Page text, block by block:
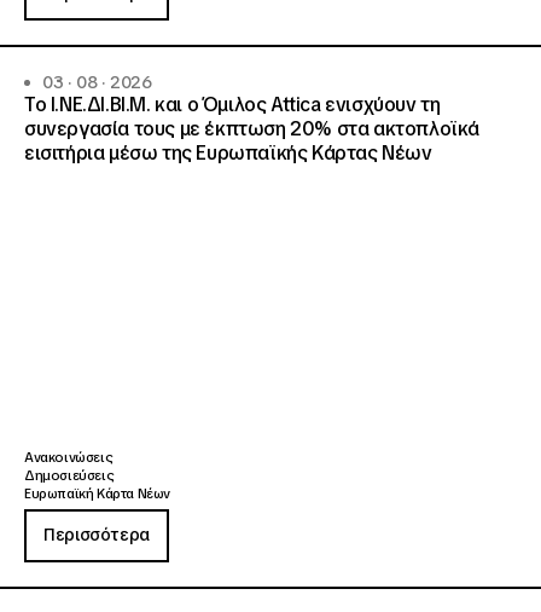
03 · 08 · 2026
Το Ι.ΝΕ.ΔΙ.ΒΙ.Μ. και o Όμιλος Attica ενισχύουν τη
συνεργασία τους με έκπτωση 20% στα ακτοπλοϊκά
εισιτήρια μέσω της Ευρωπαϊκής Κάρτας Νέων
Ανακοινώσεις
Δημοσιεύσεις
Ευρωπαϊκή Κάρτα Νέων
Περισσότερα